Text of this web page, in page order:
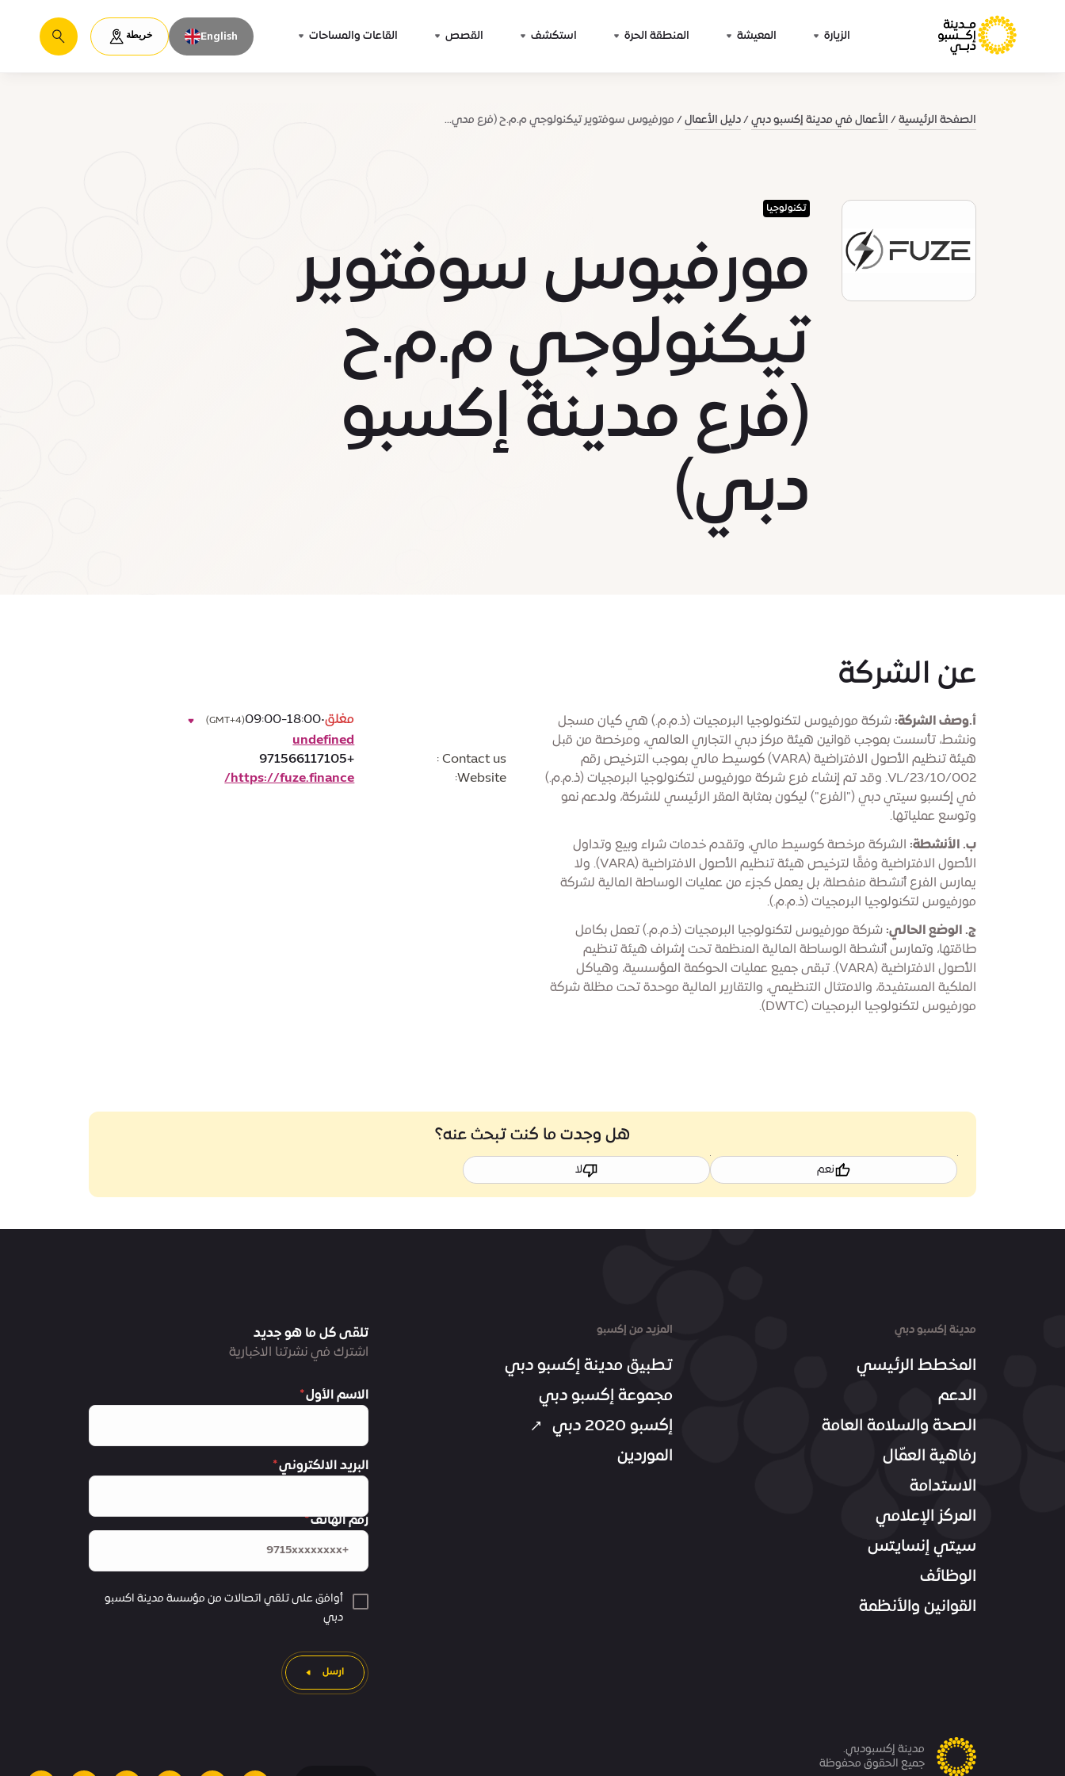
الزيارة المعيشة المنطقة الحرة استكشف القصص القاعات والمساحات English خريطة
يبحث
الصفحة الرئيسية الأعمال في مدينة إكسبو دبي دليل الأعمال مورفيوس سوفتوير تيكنولوجي م.م.ح (فرع مدي...
تكنولوجيا
مورفيوس سوفتوير
تيكنولوجي م.م.ح
(فرع مدينة إكسبو
دبي)
عن الشركة
أ.وصف الشركة: شركة مورفيوس لتكنولوجيا البرمجيات (ذ.م.م.) هي كيان مسجل
ونشط، تأسست بموجب قوانين هيئة مركز دبي التجاري العالمي، ومرخصة من قبل
هيئة تنظيم الأصول الافتراضية (VARA) كوسيط مالي بموجب الترخيص رقم
VL/23/10/002. وقد تم إنشاء فرع شركة مورفيوس لتكنولوجيا البرمجيات (ذ.م.م.)
في إكسبو سيتي دبي ("الفرع") ليكون بمثابة المقر الرئيسي للشركة، ولدعم نمو
وتوسع عملياتها.
ب. الأنشطة: الشركة مرخصة كوسيط مالي، وتقدم خدمات شراء وبيع وتداول
الأصول الافتراضية وفقًا لترخيص هيئة تنظيم الأصول الافتراضية (VARA). ولا
يمارس الفرع أنشطة منفصلة، ​​بل يعمل كجزء من عمليات الوساطة المالية لشركة
مورفيوس لتكنولوجيا البرمجيات (ذ.م.م.).
ج. الوضع الحالي: شركة مورفيوس لتكنولوجيا البرمجيات (ذ.م.م.) تعمل بكامل
طاقتها، وتمارس أنشطة الوساطة المالية المنظمة تحت إشراف هيئة تنظيم
الأصول الافتراضية (VARA). تبقى جميع عمليات الحوكمة المؤسسية، وهياكل
الملكية المستفيدة، والامتثال التنظيمي، والتقارير المالية موحدة تحت مظلة شركة
مورفيوس لتكنولوجيا البرمجيات (DWTC).
مغلق•
09:00-18:00
(GMT+4)
undefined
Contact us :
+971566117105
Website:
https://fuze.finance/
هل وجدت ما كنت تبحث عنه؟
نعم لا
مدينة إكسبو دبي
المخطط الرئيسي
الدعم
الصحة والسلامة العامة
رفاهية العمّال
الاستدامة
المركز الإعلامي
سيتي إنسايتس
الوظائف
القوانين والأنظمة
المزيد من إكسبو
تطبيق مدينة إكسبو دبي
مجموعة إكسبو دبي
إكسبو 2020 دبي
الموردين
تلقى كل ما هو جديد
اشترك في نشرتنا الاخبارية
الاسم الأول
البريد الالكتروني
رقم الهاتف
أوافق على تلقي اتصالات من مؤسسة مدينة اكسبو
دبي
ارسل
مدينة إكسبودبي.
جميع الحقوق محفوظة